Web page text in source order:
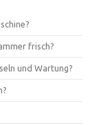
frisch?
und Wartung?